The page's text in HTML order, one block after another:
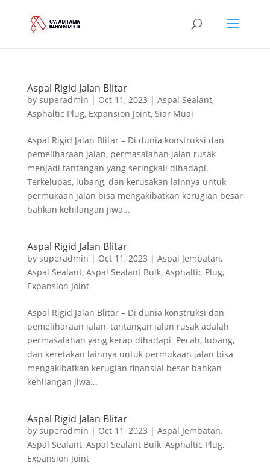
Aspal Rigid Jalan Blitar
by superadmin | Oct 11, 2023 | Aspal Sealant,
Asphaltic Plug, Expansion Joint, Siar Muai
Aspal Rigid Jalan Blitar – Di dunia konstruksi dan
pemeliharaan jalan, permasalahan jalan rusak
menjadi tantangan yang seringkali dihadapi.
Terkelupas, lubang, dan kerusakan lainnya untuk
permukaan jalan bisa mengakibatkan kerugian besar
bahkan kehilangan jiwa...
Aspal Rigid Jalan Blitar
by superadmin | Oct 11, 2023 | Aspal Jembatan,
Aspal Sealant, Aspal Sealant Bulk, Asphaltic Plug,
Expansion Joint
Aspal Rigid Jalan Blitar – Di dunia konstruksi dan
pemeliharaan jalan, tantangan jalan rusak adalah
permasalahan yang kerap dihadapi. Pecah, lubang,
dan keretakan lainnya untuk permukaan jalan bisa
mengakibatkan kerugian finansial besar bahkan
kehilangan jiwa...
Aspal Rigid Jalan Blitar
by superadmin | Oct 11, 2023 | Aspal Jembatan,
Aspal Sealant, Aspal Sealant Bulk, Asphaltic Plug,
Expansion Joint